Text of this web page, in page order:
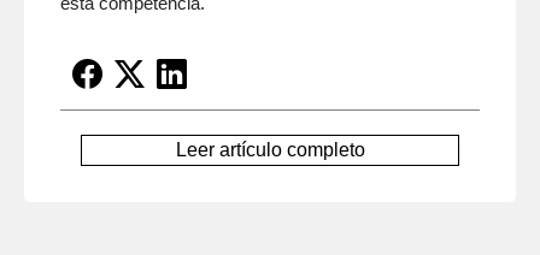
Leer artículo completo